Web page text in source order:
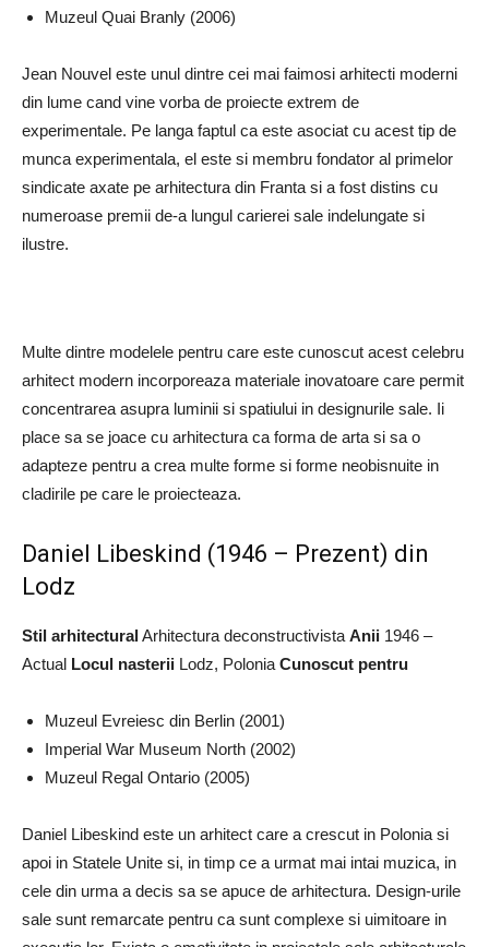
Muzeul Quai Branly (2006)
Jean Nouvel este unul dintre cei mai faimosi arhitecti moderni
din lume cand vine vorba de proiecte extrem de
experimentale. Pe langa faptul ca este asociat cu acest tip de
munca experimentala, el este si membru fondator al primelor
sindicate axate pe arhitectura din Franta si a fost distins cu
numeroase premii de-a lungul carierei sale indelungate si
ilustre.
Multe dintre modelele pentru care este cunoscut acest celebru
arhitect modern incorporeaza materiale inovatoare care permit
concentrarea asupra luminii si spatiului in designurile sale. Ii
place sa se joace cu arhitectura ca forma de arta si sa o
adapteze pentru a crea multe forme si forme neobisnuite in
cladirile pe care le proiecteaza.
Daniel Libeskind (1946 – Prezent) din
Lodz
Stil arhitecturalArhitectura deconstructivista Anii 1946 –
Actual Locul nasterii Lodz, Polonia Cunoscut pentru
Muzeul Evreiesc din Berlin (2001)
Imperial War Museum North (2002)
Muzeul Regal Ontario (2005)
Daniel Libeskind este un arhitect care a crescut in Polonia si
apoi in Statele Unite si, in timp ce a urmat mai intai muzica, in
cele din urma a decis sa se apuce de arhitectura. Design-urile
sale sunt remarcate pentru ca sunt complexe si uimitoare in